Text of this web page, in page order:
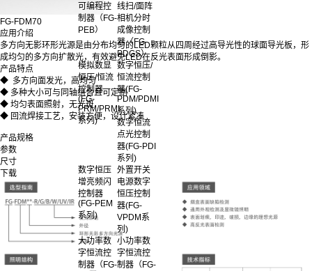
可编程控
制器（FG-
PEB）
线扫/面阵
相机分时
成像控制
器（FG-
PDGS）
模拟数显
恒压/恒流
控制器
(FG-
PRM/PRMI
系列)
数字恒压/
恒流控制
器(FG-
PDM/PDMI
系列)
数字恒流
点光控制
器(FG-PDI
系列)
数字恒压
增亮频闪
控制器
(FG-PEM
系列)
外置开关
电源数字
恒压控制
器(FG-
VPDM系
列)
大功率数
字恒流控
制器（FG-
小功率数
字恒流控
制器（FG-
FG-FDM70
应用介绍
多方向无影环形光源是由分布均匀的LED颗粒从四周经过高导光性的球面导光板，形
成均匀的多方向扩散光，有效避免LED在反光表面形成倒影。
产品特点
◆ 多方向面发光，高均匀
◆ 多种大小可与同轴组合且可定制
◆ 均匀表面照射，无光斑
◆ 回流焊接工艺，安装方便，设计紧凑
产品规格
参数
尺寸
下载